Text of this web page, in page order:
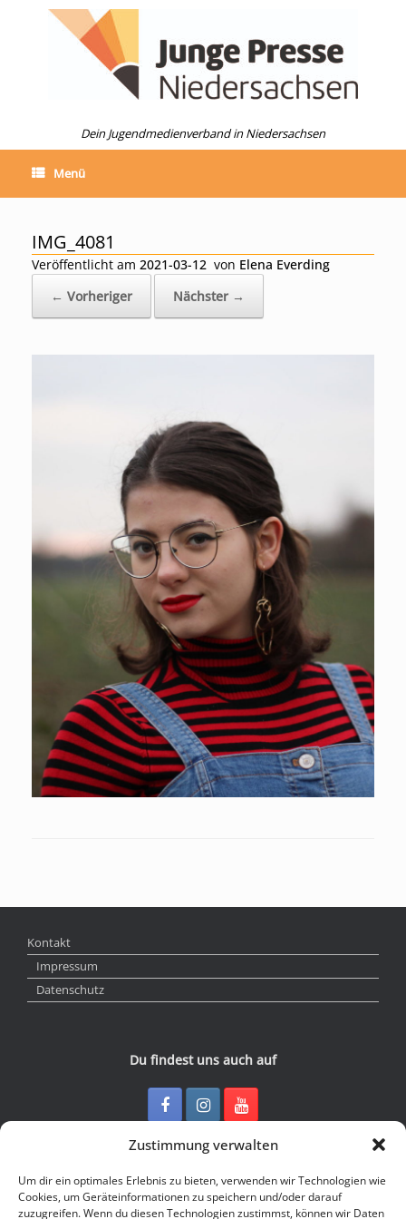
Zustimmung verwalten
Um dir ein optimales Erlebnis zu bieten, verwenden wir Technologien wie
Cookies, um Geräteinformationen zu speichern und/oder darauf
zuzugreifen. Wenn du diesen Technologien zustimmst, können wir Daten
Dein Jugendmedienverband in Niedersachsen
Menü
IMG_4081
Veröffentlicht am 2021-03-12 von Elena Everding
← Vorheriger
Nächster →
Kontakt
Impressum
Datenschutz
Du findest uns auch auf
Kontakt